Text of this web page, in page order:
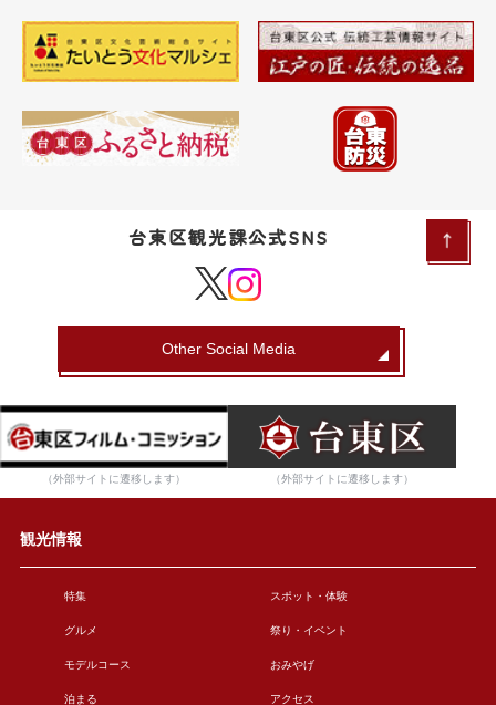
台東区観光課公式SNS
Other Social Media
（外部サイトに遷移します） （外部サイトに遷移します）
観光情報
特集 スポット・体験
グルメ 祭り・イベント
モデルコース おみやげ
泊まる アクセス